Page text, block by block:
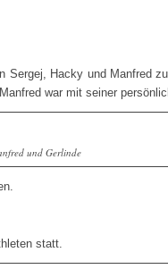
Sergej, Hacky und
war mit seiner
und Gerlinde
statt.